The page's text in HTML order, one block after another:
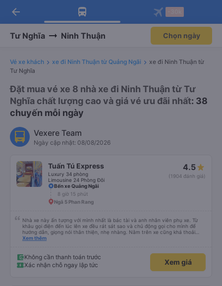
Tải app Vexere ngay!
Nhận ưu đãi thành viên độc
Mở app
Tải app Vexere
-30k/ghế khi đặt vé máy bay qua
Mở app
arrow_back
Tư Nghĩa Ninh Thuận Chọn ngày
Vé xe khách xe đi Ninh Thuận từ Quảng Ngãi
xe đi Ninh Thuận từ
Tư Nghĩa
Đặt mua vé xe 8 nhà xe đi Ninh Thuận từ Tư
Nghĩa chất lượng cao và giá vé ưu đãi nhất: 38
chuyến mỗi ngày
Vexere Team
Ngày cập nhật: 08/08/2026
Tuấn Tú Express
Luxury 34 phòng
Limousine 24 Phòng Đôi
4.5
(1904 đánh giá)
Bến xe Quảng Ngãi
8 giờ 15 phút
Ngã 5 Phan Rang
Nhà xe này ấn tượng với mình nhất là bác tài và anh nhân viên phụ xe. Từ
khâu gọi điện đến lúc lên xe đều rát sát sao và chủ động gọi cho mình để
hướng dẫn, giọng nói thân thiện, nhẹ nhàng. Nằm trên xe cũng khá thoải
mái, chăn nệm nước suối đầy đủ. Chuyến xe của mình hầu hết là các cô bác
nhưng các anh hướng dẫn mình xuống ở đây không có ma nào dám chở đâu
( vì đây là địa bàn của thế lực xe ôm ngầm, dân chơi cỏ kẹo ke...) Và thế là
mình được chở xuống Ngã 3 thành , nơi sáng sủa an toàn hơn. Một Chuyến
Xem thêm
Không cần thanh toán trước
Xác nhận chỗ ngay lập tức
Xem giá